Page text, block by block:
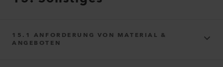
Kundendaten- Kontaktdaten des Gerätehalters
Kaufbelege, die Sie bei der Registrierung
15.1 ANFORDERUNG VON MATERIAL &
ANGEBOTEN